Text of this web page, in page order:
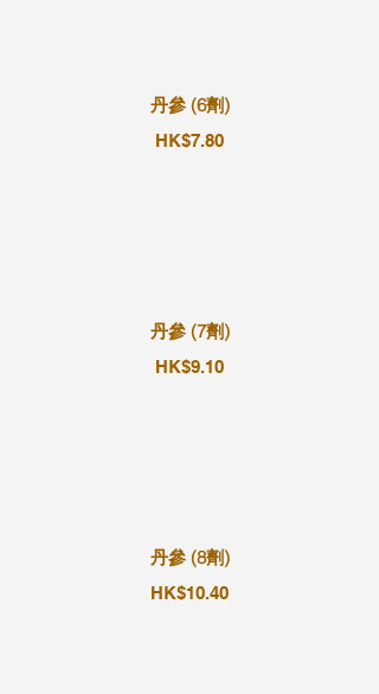
丹參 (6劑)
HK$7.80
丹參 (7劑)
HK$9.10
丹參 (8劑)
HK$10.40